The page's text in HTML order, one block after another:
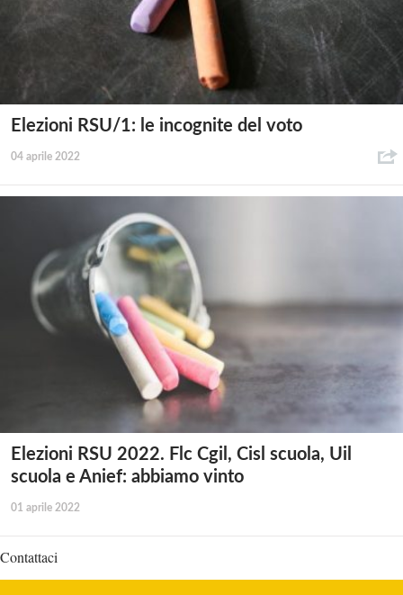
Elezioni RSU/1: le incognite del voto
04 aprile 2022
Elezioni RSU 2022. Flc Cgil, Cisl scuola, Uil
scuola e Anief: abbiamo vinto
01 aprile 2022
Contattaci